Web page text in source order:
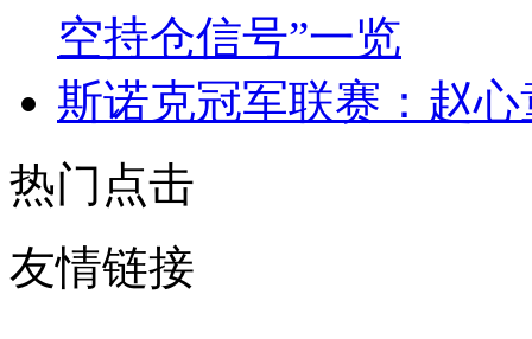
空持仓信号”一览
斯诺克冠军联赛：赵
热门点击
友情链接